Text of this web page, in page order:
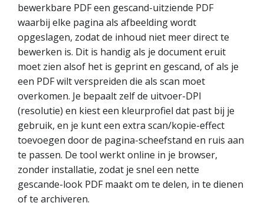
bewerkbare PDF een gescand-uitziende PDF
waarbij elke pagina als afbeelding wordt
opgeslagen, zodat de inhoud niet meer direct te
bewerken is. Dit is handig als je document eruit
moet zien alsof het is geprint en gescand, of als je
een PDF wilt verspreiden die als scan moet
overkomen. Je bepaalt zelf de uitvoer-DPI
(resolutie) en kiest een kleurprofiel dat past bij je
gebruik, en je kunt een extra scan/kopie-effect
toevoegen door de pagina-scheefstand en ruis aan
te passen. De tool werkt online in je browser,
zonder installatie, zodat je snel een nette
gescande-look PDF maakt om te delen, in te dienen
of te archiveren.